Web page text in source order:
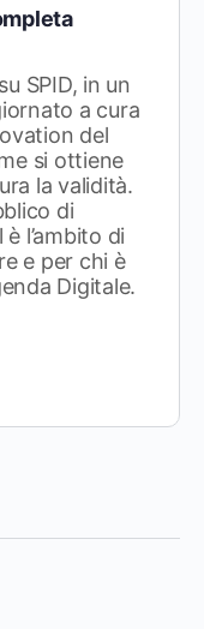
SPID, in un
a cura
del
si ottiene
la validità.
di
l’ambito di
e per chi è
Digitale.